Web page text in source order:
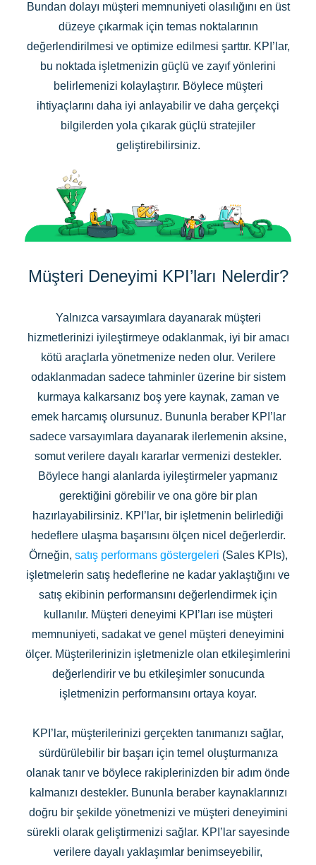
Bundan dolayı müşteri memnuniyeti olasılığını en üst
düzeye çıkarmak için temas noktalarının
değerlendirilmesi ve optimize edilmesi şarttır. KPI’lar,
bu noktada işletmenizin güçlü ve zayıf yönlerini
belirlemenizi kolaylaştırır. Böylece müşteri
ihtiyaçlarını daha iyi anlayabilir ve daha gerçekçi
bilgilerden yola çıkarak güçlü stratejiler
geliştirebilirsiniz.
Müşteri Deneyimi KPI’ları Nelerdir?
Yalnızca varsayımlara dayanarak müşteri
hizmetlerinizi iyileştirmeye odaklanmak, iyi bir amacı
kötü araçlarla yönetmenize neden olur. Verilere
odaklanmadan sadece tahminler üzerine bir sistem
kurmaya kalkarsanız boş yere kaynak, zaman ve
emek harcamış olursunuz. Bununla beraber KPI’lar
sadece varsayımlara dayanarak ilerlemenin aksine,
somut verilere dayalı kararlar vermenizi destekler.
Böylece hangi alanlarda iyileştirmeler yapmanız
gerektiğini görebilir ve ona göre bir plan
hazırlayabilirsiniz. KPI’lar, bir işletmenin belirlediği
hedeflere ulaşma başarısını ölçen nicel değerlerdir.
Örneğin, satış performans göstergeleri (Sales KPIs),
işletmelerin satış hedeflerine ne kadar yaklaştığını ve
satış ekibinin performansını değerlendirmek için
kullanılır. Müşteri deneyimi KPI’ları ise müşteri
memnuniyeti, sadakat ve genel müşteri deneyimini
ölçer. Müşterilerinizin işletmenizle olan etkileşimlerini
değerlendirir ve bu etkileşimler sonucunda
işletmenizin performansını ortaya koyar.
KPI’lar, müşterilerinizi gerçekten tanımanızı sağlar,
sürdürülebilir bir başarı için temel oluşturmanıza
olanak tanır ve böylece rakiplerinizden bir adım önde
kalmanızı destekler. Bununla beraber kaynaklarınızı
doğru bir şekilde yönetmenizi ve müşteri deneyimini
sürekli olarak geliştirmenizi sağlar. KPI’lar sayesinde
verilere dayalı yaklaşımlar benimseyebilir,